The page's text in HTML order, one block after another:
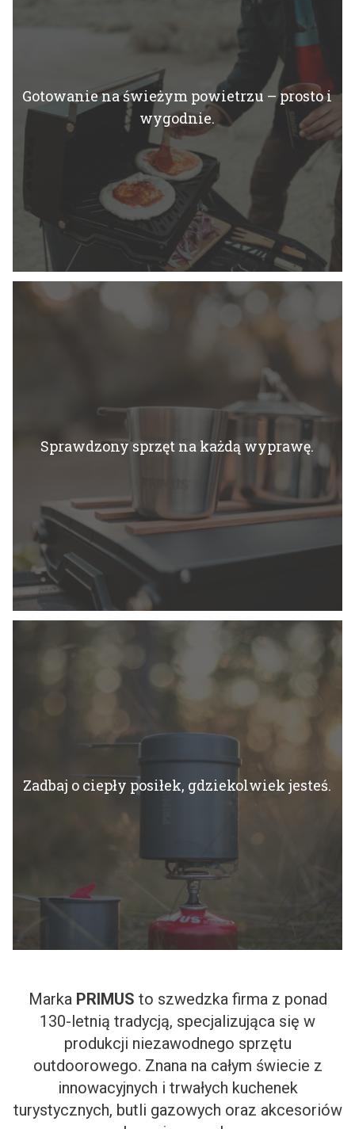
Gotowanie na świeżym powietrzu – prosto i
wygodnie.
Sprawdzony sprzęt na każdą wyprawę.
Zadbaj o ciepły posiłek, gdziekolwiek jesteś.
Marka PRIMUS to szwedzka firma z ponad
130-letnią tradycją, specjalizująca się w
produkcji niezawodnego sprzętu
outdoorowego. Znana na całym świecie z
innowacyjnych i trwałych kuchenek
turystycznych, butli gazowych oraz akcesoriów